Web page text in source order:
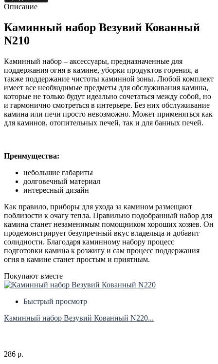
Описание
Каминный набор Везувий Кованный
N210
Каминный набор – аксессуары, предназначенные для
поддержания огня в камине, уборки продуктов горения, а
также поддержание чистоты каминной зоны. Любой комплект
имеет все необходимые предметы для обслуживания камина,
которые не только будут идеально сочетаться между собой, но
и гармонично смотреться в интерьере. Без них обслуживание
камина или печи просто невозможно. Может применяться как
для каминов, отопительных печей, так и для банных печей.
Преимущества:
небольшие габариты
долговечный материал
интересный дизайн
Как правило, приборы для ухода за камином размещают
поблизости к очагу тепла. Правильно подобранный набор для
камина станет незаменимым помощником хороших хозяев. Он
продемонстрирует безупречный вкус владельца и добавит
солидности. Благодаря каминному набору процесс
подготовки камина к розжигу и сам процесс поддержания
огня в камине станет простым и приятным.
Покупают вместе
Быстрый просмотр
Каминный набор Везувий Кованный N220...
286 р.